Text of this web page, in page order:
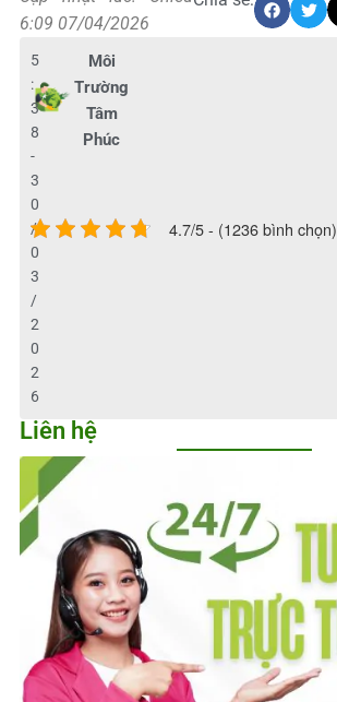
6:09 07/04/2026
Môi
Trường
Tâm
Phúc
5
:
3
8
-
3
0
/
0
3
/
2
0
2
6
4.7/5 - (1236 bình chọn)
Liên hệ